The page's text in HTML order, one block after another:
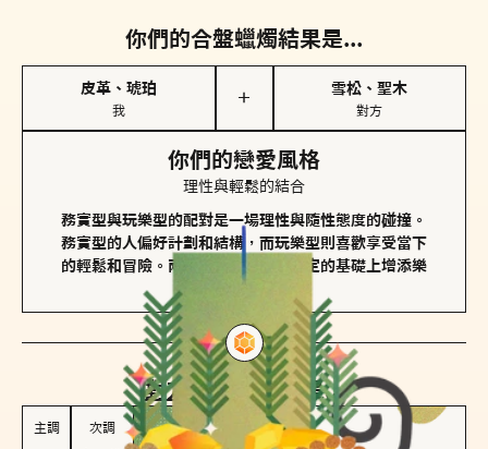
你們的合盤蠟燭結果是...
皮革、琥珀
我
＋
雪松、聖木
對方
你們的戀愛風格
理性與輕鬆的結合
務實型與玩樂型的配對是一場理性與隨性態度的碰撞。
務實型的人偏好計劃和結構，而玩樂型則喜歡享受當下
的輕鬆和冒險。兩者的關係能夠在穩定的基礎上增添樂
對方 的主調蠟燭是...
主調 次調